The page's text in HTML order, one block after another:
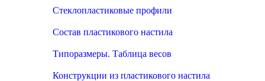
Стеклопластиковые профили
Состав пластикового настила
Типоразмеры. Таблица весов
Конструкции из пластикового настила